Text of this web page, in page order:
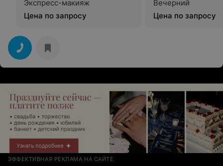
Экспресс-макияж
Цена по запросу
Вечерний
Цена по запросу
ЭФФЕКТИВНАЯ РЕКЛАМА НА САЙТЕ